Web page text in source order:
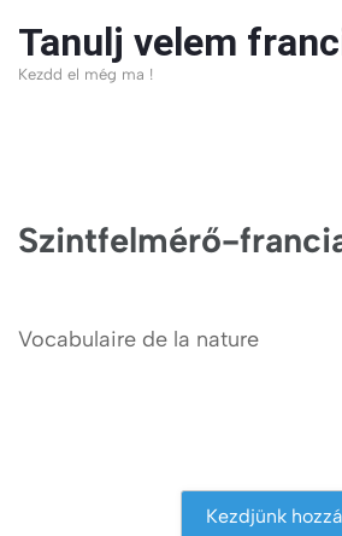
Tanulj velem
Kezdd el még ma !
Szintfelmérő-
Vocabulaire de la nature
Kezdjünk hozzá